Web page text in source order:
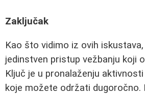
Zaključak
Kao što vidimo iz ovih
jedinstven pristup vežbanju koji
Ključ je u pronalaženju
koje možete održati dugoročno.